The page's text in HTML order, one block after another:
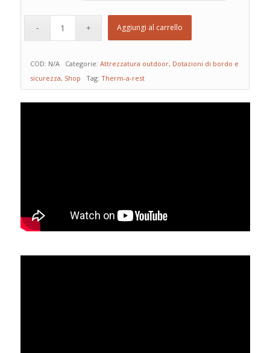
Aggiungi al carrello
COD: N/A Categorie: Attrezzatura outdoor, Dotazioni di bordo e
sicurezza, Shop Tag: Therm-a-rest